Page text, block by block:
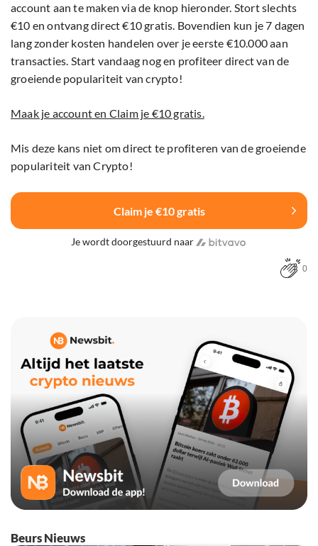
account aan te maken via de knop hieronder. Stort slechts
€10 en ontvang direct €10 gratis. Bovendien kun je 7 dagen
lang zonder kosten handelen over je eerste €10.000 aan
transacties. Start vandaag nog en profiteer direct van de
groeiende populariteit van crypto!
Maak je account en Claim je €10 gratis.
Mis deze kans niet om direct te profiteren van de groeiende
populariteit van Crypto!
Claim je €10 gratis
Je wordt doorgestuurd naar
0
Beurs Nieuws